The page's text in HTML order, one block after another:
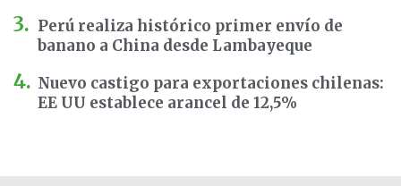
Perú realiza histórico primer envío de
banano a China desde Lambayeque
Nuevo castigo para exportaciones chilenas:
EE UU establece arancel de 12,5%